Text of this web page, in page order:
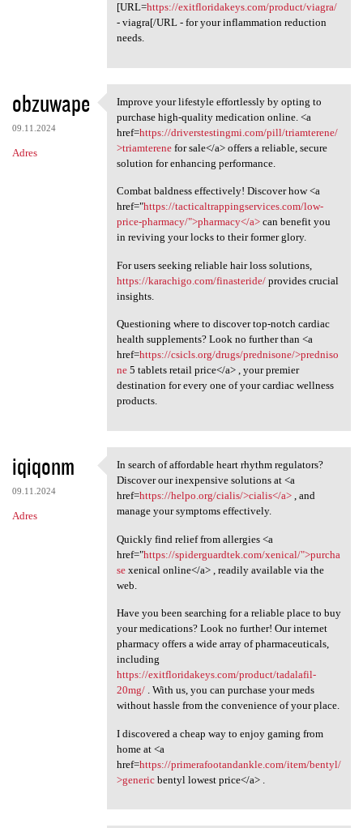
[URL=https://exitfloridakeys.com/product/viagra/
- viagra[/URL - for your inflammation reduction
needs.
obzuwape
09.11.2024
Adres
Improve your lifestyle
Improve your lifestyle effortlessly by opting to
purchase high-quality medication online. <a
href=https://driverstestingmi.com/pill/triamterene/
>triamterenefor sale</a> offers a reliable, secure
solution for enhancing performance.
Combat baldness effectively! Discover how <a
href="https://tacticaltrappingservices.com/low-
price-pharmacy/">pharmacy</a>can benefit you
in reviving your locks to their former glory.
For users seeking reliable hair loss solutions,
https://karachigo.com/finasteride/provides crucial
insights.
Questioning where to discover top-notch cardiac
health supplements? Look no further than <a
href=https://csicls.org/drugs/prednisone/>predniso
ne5 tablets retail price</a> , your premier
destination for every one of your cardiac wellness
products.
iqiqonm
09.11.2024
Adres
In search of affordable heart
In search of affordable heart rhythm regulators?
Discover our inexpensive solutions at <a
href=https://helpo.org/cialis/>cialis</a>, and
manage your symptoms effectively.
Quickly find relief from allergies <a
href="https://spiderguardtek.com/xenical/">purcha
sexenical online</a> , readily available via the
web.
Have you been searching for a reliable place to buy
your medications? Look no further! Our internet
pharmacy offers a wide array of pharmaceuticals,
including
https://exitfloridakeys.com/product/tadalafil-
20mg/. With us, you can purchase your meds
without hassle from the convenience of your place.
I discovered a cheap way to enjoy gaming from
home at <a
href=https://primerafootandankle.com/item/bentyl/
>genericbentyl lowest price</a> .